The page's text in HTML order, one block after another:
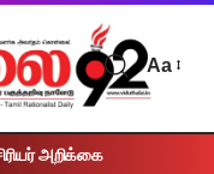
Aa
அறிக்கை